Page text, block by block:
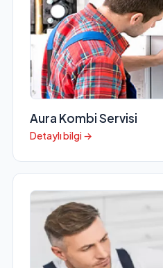
Aura Kombi Servisi
Detaylı bilgi →